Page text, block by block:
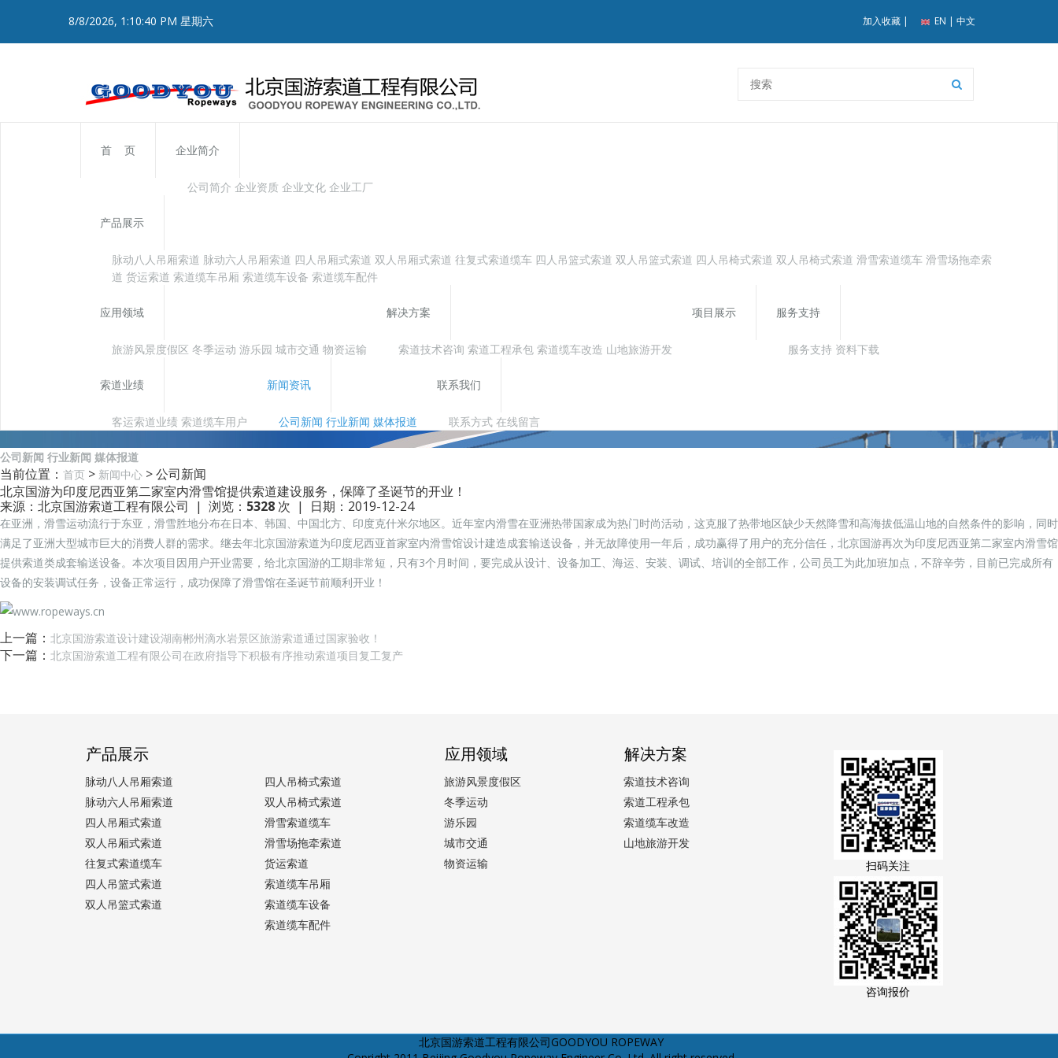
8/8/2026, 1:10:40 PM 星期六 加入收藏 | EN | 中文
首 页 企业简介
公司简介 企业资质 企业文化 企业工厂
产品展示
脉动八人吊厢索道 脉动六人吊厢索道 四人吊厢式索道 双人吊厢式索道 往复式索道缆车 四人吊篮式索道 双人吊篮式索道 四人吊椅式索道 双人吊椅式索道 滑雪索道缆车 滑雪场拖牵索
道 货运索道 索道缆车吊厢 索道缆车设备 索道缆车配件
应用领域
旅游风景度假区 冬季运动 游乐园 城市交通 物资运输
解决方案
索道技术咨询 索道工程承包 索道缆车改造 山地旅游开发
项目展示 服务支持
服务支持 资料下载
索道业绩
客运索道业绩 索道缆车用户
新闻资讯
公司新闻 行业新闻 媒体报道
联系我们
联系方式 在线留言
公司新闻 行业新闻 媒体报道
当前位置： 首页 > 新闻中心 > 公司新闻
北京国游为印度尼西亚第二家室内滑雪馆提供索道建设服务，保障了圣诞节的开业！
来源：北京国游索道工程有限公司 | 浏览： 5328 次 | 日期：2019-12-24
在亚洲，滑雪运动流行于东亚，滑雪胜地分布在日本、韩国、中国北方、印度克什米尔地区。近年室内滑雪在亚洲热带国家成为热门时尚活动，这克服了热带地区缺少天然降雪和高海拔低温山地的自然条件的影响，同时
满足了亚洲大型城市巨大的消费人群的需求。继去年北京国游索道为印度尼西亚首家室内滑雪馆设计建造成套输送设备，并无故障使用一年后，成功赢得了用户的充分信任，北京国游再次为印度尼西亚第二家室内滑雪馆
提供索道类成套输送设备。本次项目因用户开业需要，给北京国游的工期非常短，只有3个月时间，要完成从设计、设备加工、海运、安装、调试、培训的全部工作，公司员工为此加班加点，不辞辛劳，目前已完成所有
设备的安装调试任务，设备正常运行，成功保障了滑雪馆在圣诞节前顺利开业！
上一篇： 北京国游索道设计建设湖南郴州滴水岩景区旅游索道通过国家验收！
下一篇： 北京国游索道工程有限公司在政府指导下积极有序推动索道项目复工复产
产品展示
脉动八人吊厢索道
脉动六人吊厢索道
四人吊厢式索道
双人吊厢式索道
往复式索道缆车
四人吊篮式索道
双人吊篮式索道
四人吊椅式索道
双人吊椅式索道
滑雪索道缆车
滑雪场拖牵索道
货运索道
索道缆车吊厢
索道缆车设备
索道缆车配件
应用领域
旅游风景度假区
冬季运动
游乐园
城市交通
物资运输
解决方案
索道技术咨询
索道工程承包
索道缆车改造
山地旅游开发
扫码关注
咨询报价
北京国游索道工程有限公司GOODYOU ROPEWAY